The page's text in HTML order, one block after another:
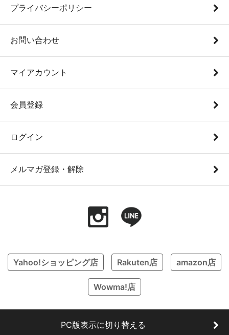
プライバシーポリシー
お問い合わせ
マイアカウント
会員登録
ログイン
メルマガ登録・解除
Yahoo!ショッピング店 Rakuten店 amazon店
Wowma!店
PC版表示に切り替える